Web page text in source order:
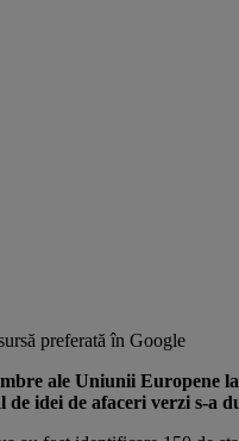
preferată în Google
ale Uniunii
de idei de afaceri verzi s-a